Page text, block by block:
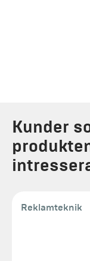
Kunder
Reklamteknik